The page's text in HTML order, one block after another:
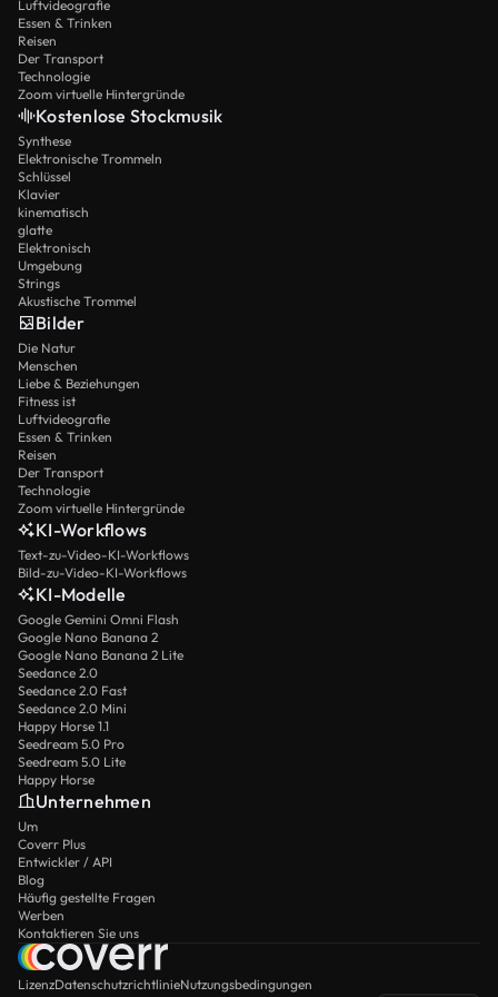
Luftvideografie
Essen & Trinken
Reisen
Der Transport
Technologie
Zoom virtuelle Hintergründe
Kostenlose Stockmusik
Synthese
Elektronische Trommeln
Schlüssel
Klavier
kinematisch
glatte
Elektronisch
Umgebung
Strings
Akustische Trommel
Bilder
Die Natur
Menschen
Liebe & Beziehungen
Fitness ist
Luftvideografie
Essen & Trinken
Reisen
Der Transport
Technologie
Zoom virtuelle Hintergründe
KI-Workflows
Text-zu-Video-KI-Workflows
Bild-zu-Video-KI-Workflows
KI-Modelle
Google Gemini Omni Flash
Google Nano Banana 2
Google Nano Banana 2 Lite
Seedance 2.0
Seedance 2.0 Fast
Seedance 2.0 Mini
Happy Horse 1.1
Seedream 5.0 Pro
Seedream 5.0 Lite
Happy Horse
Unternehmen
Um
Coverr Plus
Entwickler / API
Blog
Häufig gestellte Fragen
Werben
Kontaktieren Sie uns
LizenzDatenschutzrichtlinieNutzungsbedingungen